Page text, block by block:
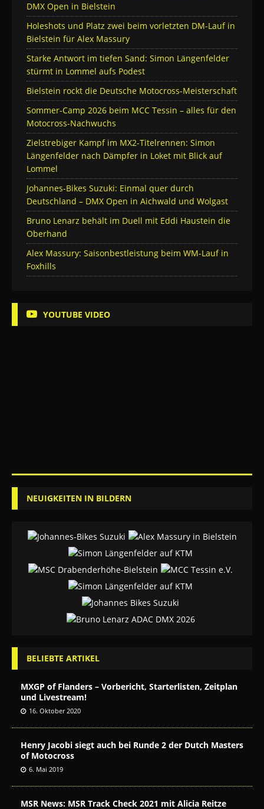
DMX Open in Bielstein
Holeshots und Platz zwei beim vorletzten DM-Lauf in
Bielstein für Alex Massury
Starke Antwort im tiefen Sand: Simon Längenfelder
stürmt in Lommel aufs Podest
Bielstein rockt die Deutsche Motocross-Meisterschaft
Sommer-Camp 2026 beim MCC Tessin – alles für den
Motocross-Nachwuchs
Zielstrebiger Kampf im MX2-Titelrennen: Simon
Längenfelder nach Dämpfer in Loket mit Blick auf
Lommel
Johannes-Bikes Suzuki: Einmal quer durch
Deutschland – DMX Open in Aichwald und Wolgast
Bruno Lenarz behält im Duell mit Eddi Haustein die
Oberhand
Alex Massury: Saisonbestleistung beim WM-Lauf in
Foxhills
YOUTUBE VIDEO
NEUIGKEITEN IN BILDERN
BELIEBTE ARTIKEL
MXGP of Flanders – Vorbericht, Starterlisten, Zeitplan
und Livestream!
16. Oktober 2020
Henry Jacobi siegt auch bei Runde 2 der Dutch Masters
of Motocross
6. Mai 2019
MSR News: MSR Track Check 2021 mit Alicia Reitze